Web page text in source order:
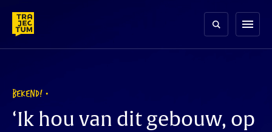
content
menu
BEKEND!
‘Ik hou van dit gebouw, op